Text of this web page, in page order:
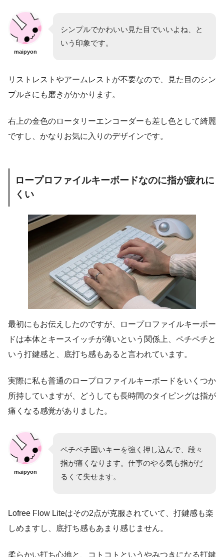
maipyon
シンプルでかわいい見た目でいいよね、と
いう印象です。
リストレストやアームレストが不要なので、見た目のシン
プルさにも磨きがかかります。
右上の金色のロータリーエンコーダーも差し色として綺麗
ですし、かなりお気に入りのデザインです。
ロープロファイルキーボードなのに指が疲れに
くい
最初にもお伝えしたのですが、ロープロファイルキーボー
ドは本体とキースイッチが薄いという関係上、ペチペチと
いう打鍵感と、底打ち感もあると言われています。
実際に私も普通のロープロファイルキーボードをいくつか
所持していますが、どうしても長時間のタイピングは指が
痛くなる感覚がありました。
maipyon
ペチペチ固いキーを強く押し込んで、段々
指が痛くなります。仕事のやる気も指がだ
るくて失せます。
Lofree Flow Liteはその2点が克服されていて、打鍵感も楽
しめますし、底打ち感もあまり感じません。
柔らかい打ち心地と、コトコトというやみつきになる打鍵